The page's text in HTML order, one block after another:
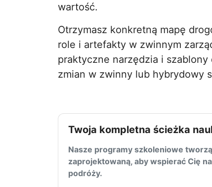
wartość.
Otrzymasz konkretną mapę
role i artefakty w zwinnym
praktyczne narzędzia i
zmian w zwinny lub hybrydowy
Twoja kompletna ścieżka
Nasze programy szkoleniowe
zaprojektowaną, aby wspierać Cię
podróży.